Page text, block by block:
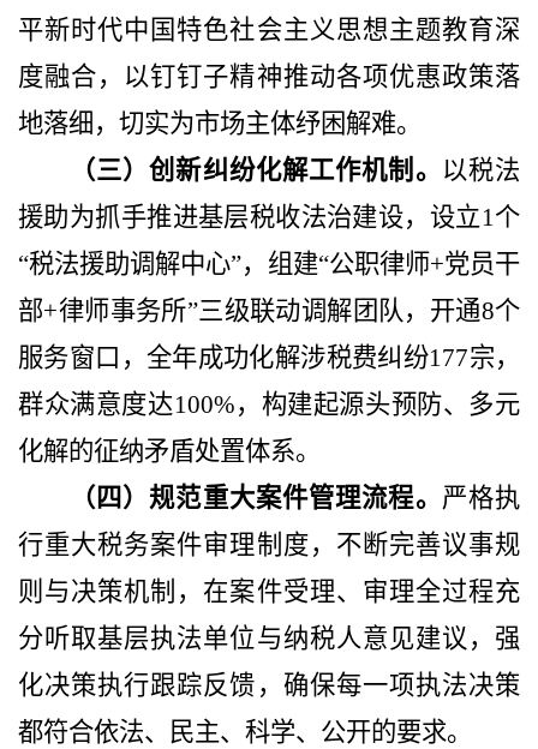
平新时代中国特色社会主义思想主题教育深
度融合，以钉钉子精神推动各项优惠政策落
地落细，切实为市场主体纾困解难。
（三）创新纠纷化解工作机制。 以税法
援助为抓手推进基层税收法治建设，设立1个
“税法援助调解中心”，组建“公职律师+党员干
部+律师事务所”三级联动调解团队，开通8个
服务窗口，全年成功化解涉税费纠纷177宗，
群众满意度达100%，构建起源头预防、多元
化解的征纳矛盾处置体系。
（四）规范重大案件管理流程。 严格执
行重大税务案件审理制度，不断完善议事规
则与决策机制，在案件受理、审理全过程充
分听取基层执法单位与纳税人意见建议，强
化决策执行跟踪反馈，确保每一项执法决策
都符合依法、民主、科学、公开的要求。